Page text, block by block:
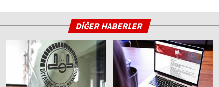
DİĞER HABERLER